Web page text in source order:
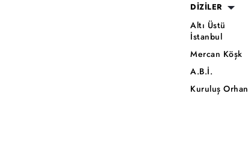
DİZİLER
Altı Üstü
İstanbul
Mercan Köşk
A.B.İ.
Kuruluş Orhan